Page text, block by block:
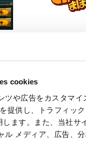
cookies
ツや広告をカスタマイ
提供し、トラフィッ
します。また、当社サ
ル メディア、広告、
問い合わせ先
秘書・広報IR部 広報